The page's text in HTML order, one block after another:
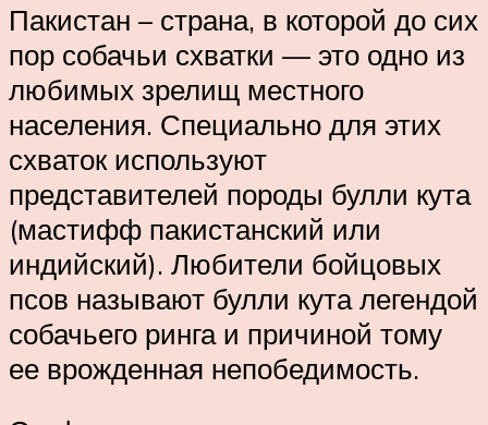
Пакистан – страна, в которой до сих
пор собачьи схватки — это одно из
любимых зрелищ местного
населения. Специально для этих
схваток используют
представителей породы булли кута
(мастифф пакистанский или
индийский). Любители бойцовых
псов называют булли кута легендой
собачьего ринга и причиной тому
ее врожденная непобедимость.